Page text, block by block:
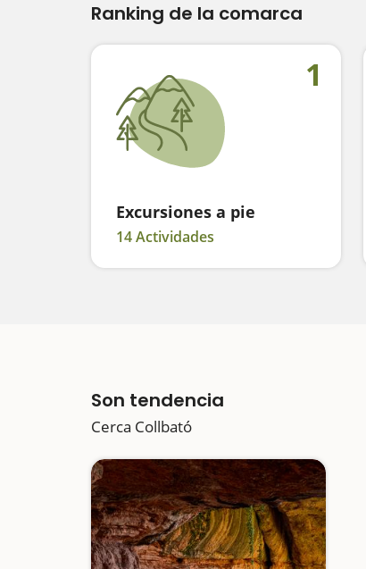
Ranking de la comarca
1
Excursiones a pie
14 Actividades
Son tendencia
Cerca Collbató